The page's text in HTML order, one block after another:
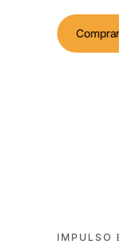
IMPULSO